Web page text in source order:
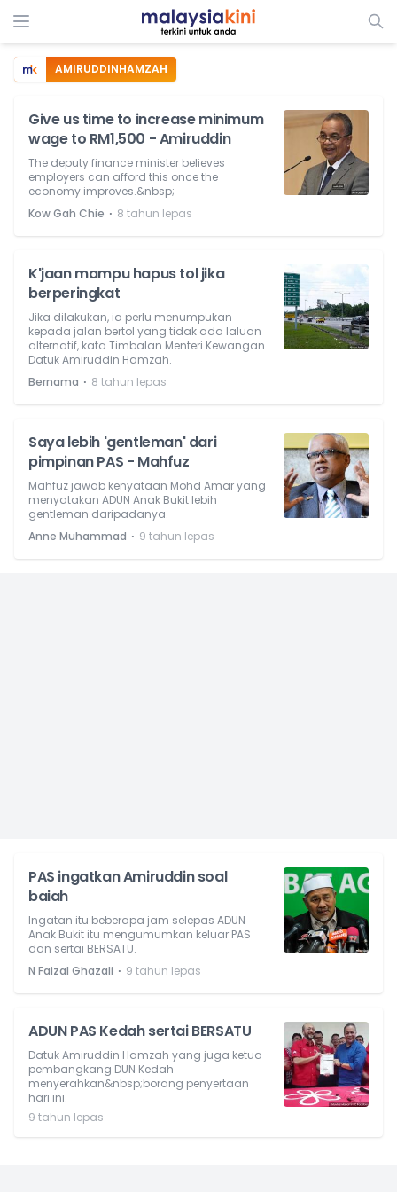
AMIRUDDINHAMZAH
Give us time to increase minimum
wage to RM1,500 - Amiruddin
The deputy finance minister believes
employers can afford this once the
economy improves.&nbsp;
Kow Gah Chie ⋅ 8 tahun lepas
K'jaan mampu hapus tol jika
berperingkat
Jika dilakukan, ia perlu menumpukan
kepada jalan bertol yang tidak ada laluan
alternatif, kata Timbalan Menteri Kewangan
Datuk Amiruddin Hamzah.
Bernama ⋅ 8 tahun lepas
Saya lebih 'gentleman' dari
pimpinan PAS - Mahfuz
Mahfuz jawab kenyataan Mohd Amar yang
menyatakan ADUN Anak Bukit lebih
gentleman daripadanya.
Anne Muhammad ⋅ 9 tahun lepas
PAS ingatkan Amiruddin soal
baiah
Ingatan itu beberapa jam selepas ADUN
Anak Bukit itu mengumumkan keluar PAS
dan sertai BERSATU.
N Faizal Ghazali ⋅ 9 tahun lepas
ADUN PAS Kedah sertai BERSATU
Datuk Amiruddin Hamzah yang juga ketua
pembangkang DUN Kedah
menyerahkan&nbsp;borang penyertaan
hari ini.
9 tahun lepas